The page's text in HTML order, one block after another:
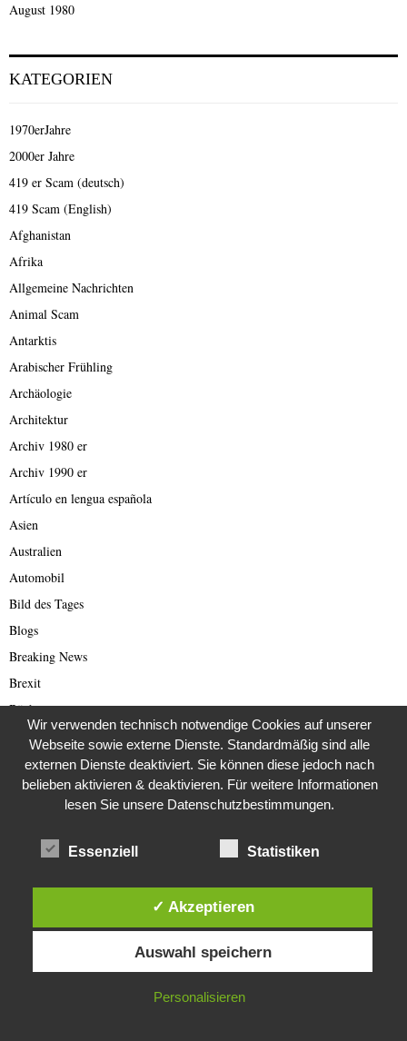
August 1980
KATEGORIEN
1970erJahre
2000er Jahre
419 er Scam (deutsch)
419 Scam (English)
Afghanistan
Afrika
Allgemeine Nachrichten
Animal Scam
Antarktis
Arabischer Frühling
Archäologie
Architektur
Archiv 1980 er
Archiv 1990 er
Artículo en lengua española
Asien
Australien
Automobil
Bild des Tages
Blogs
Breaking News
Brexit
Bücher
Bundestagswahl 2021
Business
Business & Wirtschaft
Catastrophe Scam
Cold Case
Covid-19
Diese Website verwendet Cookies. Durch die weitere Nutzung dieser
Website stimmst du der Verwendung von Cookies zu.
IN ORDNUNG
Wir verwenden technisch notwendige Cookies auf unserer
Webseite sowie externe Dienste. Standardmäßig sind alle
externen Dienste deaktiviert. Sie können diese jedoch nach
belieben aktivieren & deaktivieren. Für weitere Informationen
lesen Sie unsere Datenschutzbestimmungen.
Essenziell Statistiken
✓ Akzeptieren
Auswahl speichern
Personalisieren